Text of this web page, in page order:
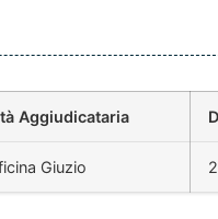
Aggiudicataria
Giuzio